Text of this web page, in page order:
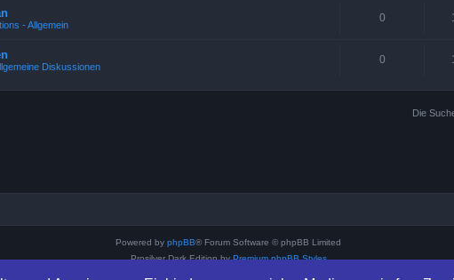
- Allgemein
0
Diskussionen
0
Die
Powered by phpBB® Forum Software © phpBB Limited
Prosilver Dark Edition byPremium phpBB Styles